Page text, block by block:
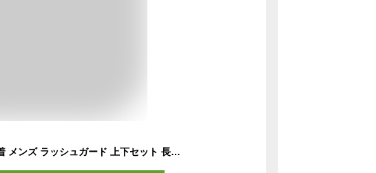
フィットネス水着 水着 メンズ ラッシュガード 上下セット 長袖 サーフパンツ フィットネス水着 おしゃれ 日焼け防止 スポーツ スイムウェア 練習用 競泳水着 海パンツ ジム 水泳 かっこいい 着脱簡単 ブランド 大人 水陸両用 フィットネス メンズ M/L/LL